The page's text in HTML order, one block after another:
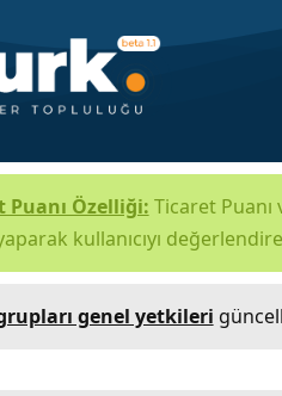
Puanı Özelliği: Ticaret
kullanıcıyı
genel yetkileri